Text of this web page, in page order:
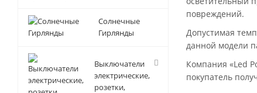
повреждений.
Допустимая
данной модели
Компания «Led
покупатель
Солнечные
Гирлянды
Выключатели
электрические,
розетки,